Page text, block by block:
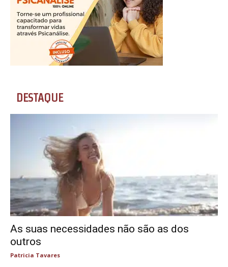
DESTAQUE
As suas necessidades não são as dos
outros
Patricia Tavares